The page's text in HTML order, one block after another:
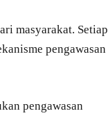
masyarakat. Setiap
pengawasan
pengawasan